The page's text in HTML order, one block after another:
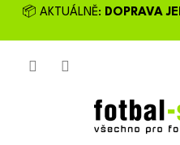
Přejít📦 AKTUÁLNĚ: DOPRAVA